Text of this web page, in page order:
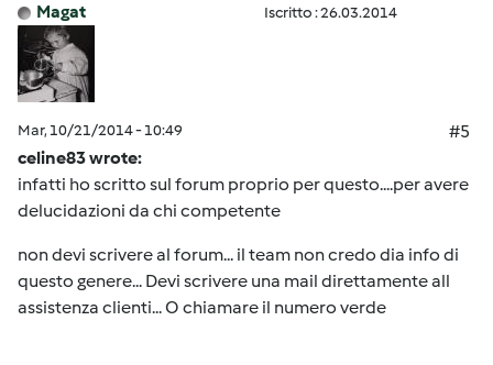
Magat Iscritto : 26.03.2014
Mar, 10/21/2014 - 10:49
#5
celine83 wrote:
infatti ho scritto sul forum proprio per questo....per avere
delucidazioni da chi competente
non devi scrivere al forum... il team non credo dia info di
questo genere... Devi scrivere una mail direttamente all
assistenza clienti... O chiamare il numero verde